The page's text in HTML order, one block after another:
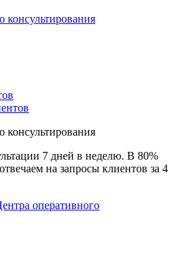
консультирования
консультирования
7 дней в неделю. В 80%
на запросы клиентов за 4
оперативного